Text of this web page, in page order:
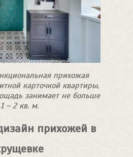
прихожая
карточкой квартиры,
занимает не больше
1 – 2 кв. м.
прихожей в